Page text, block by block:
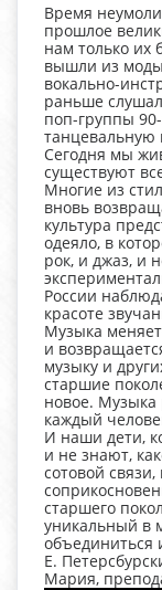
Время
прошлое
нам только их
вышли из моды
вокально-
раньше
поп-группы
танцевальную
Сегодня мы
существуют
Многие из
вновь
культура
одеяло, в
рок, и джаз, и
России
красоте
Музыка
и
музыку и
старшие
новое. Музыка
каждый
И наши дети,
и не знают,
сотовой
старшего
уникальный в
объединиться
Е.
Мария,